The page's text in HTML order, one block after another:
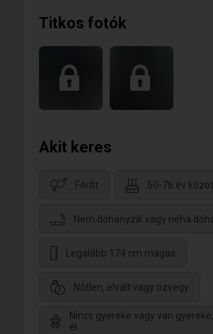
Titkos fotók
Akit keres
Férfit 60-76 év
Nem dohányzik vagy néha
Legalább 174 cm magas
Nőtlen, elvált vagy özvegy
Nincs gyereke vagy van
él